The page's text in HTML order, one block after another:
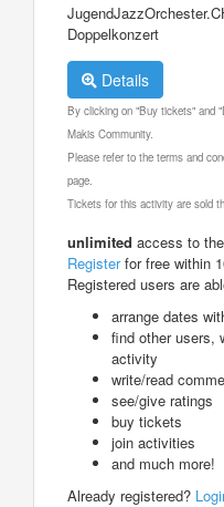
Doppelkonzert
Details
By clicking on "Buy tickets" and
Makis Community.
Please refer to the terms and
page.
Tickets for this activity are sold
unlimited access to
Registerfor free within
Registered users are
arrange dates
find other users,
activity
write/read
see/give ratings
buy tickets
join activities
and much more!
Already registered?